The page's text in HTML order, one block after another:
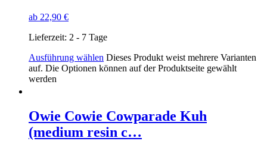
ab 22,90 €
Lieferzeit: 2 - 7 Tage
Ausführung wählen Dieses Produkt weist mehrere Varianten
auf. Die Optionen können auf der Produktseite gewählt
werden
Owie Cowie Cowparade Kuh
(medium resin c…